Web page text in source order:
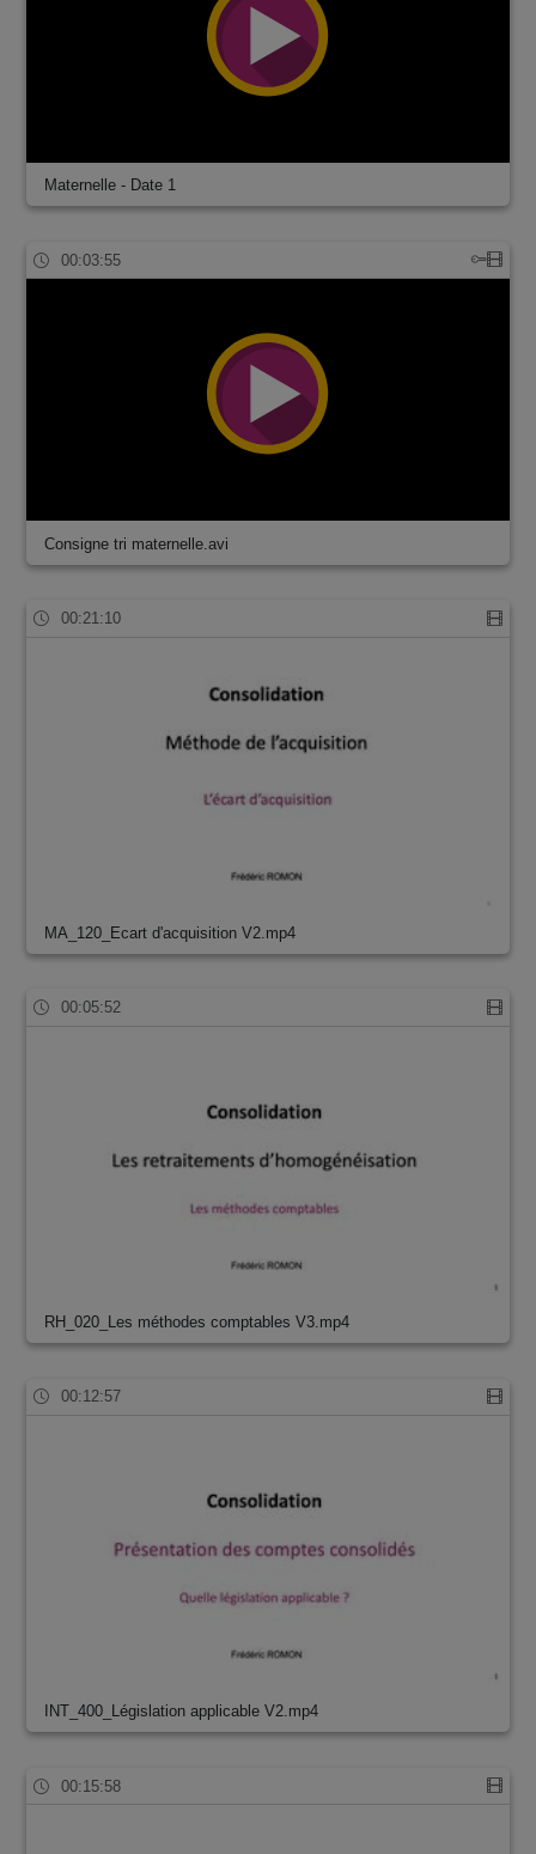
Maternelle - Date 1
00:03:55
Consigne tri maternelle.avi
00:21:10
MA_120_Ecart d'acquisition V2.mp4
00:05:52
RH_020_Les méthodes comptables V3.mp4
00:12:57
INT_400_Législation applicable V2.mp4
00:15:58